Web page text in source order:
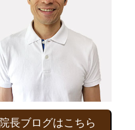
院長ブログはこちら